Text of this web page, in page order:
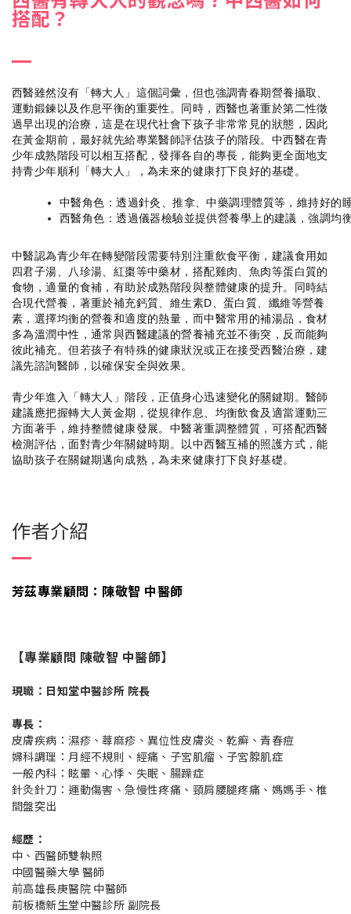
搭配？
西醫雖然沒有「轉大人」這個詞彙，但也強調青春期營養攝取、
運動鍛鍊以及作息平衡的重要性。同時，西醫也著重於第二性徵
過早出現的治療，這是在現代社會下孩子非常常見的狀態，因此
在黃金期前，最好就先給專業醫師評估孩子的階段。中西醫在青
少年成熟階段可以相互搭配，發揮各自的專長，能夠更全面地支
持青少年順利「轉大人」，為未來的健康打下良好的基礎。
中醫角色：透過針灸、推拿、中藥調理體質等，維持好的
西醫角色：透過儀器檢驗並提供營養學上的建議，強調均
中醫認為青少年在轉變階段需要特別注重飲食平衡，建議食用如
四君子湯、八珍湯、紅棗等中藥材，搭配雞肉、魚肉等蛋白質的
食物，適量的食補，有助於成熟階段與整體健康的提升。同時結
合現代營養，著重於補充鈣質、維生素D、蛋白質、纖維等營養
素，選擇均衡的營養和適度的熱量，而中醫常用的補湯品，食材
多為溫潤中性，通常與西醫建議的營養補充並不衝突，反而能夠
彼此補充。但若孩子有特殊的健康狀況或正在接受西醫治療，建
議先諮詢醫師，以確保安全與效果。
青少年進入「轉大人」階段，正值身心迅速變化的關鍵期。醫師
建議應把握轉大人黃金期，從規律作息、均衡飲食及適當運動三
方面著手，維持整體健康發展。中醫著重調整體質，可搭配西醫
檢測評估，面對青少年關鍵時期。以中西醫互補的照護方式，能
協助孩子在關鍵期邁向成熟，為未來健康打下良好基礎。
作者介紹
芳茲專業顧問：陳敬智 中醫師
【專業顧問 陳敬智 中醫師】
現職：日知堂中醫診所 院長
專長：
皮膚疾病：濕疹、蕁麻疹、異位性皮膚炎、乾癬、青春痘
婦科調理：月經不規則、經痛、子宮肌瘤、子宮腺肌症
一般內科：眩暈、心悸、失眠、腸躁症
針灸針刀：運動傷害、急慢性疼痛、頸肩腰腿疼痛、媽媽手、椎
間盤突出
經歷：
中、西醫師雙執照
中國醫藥大學 醫師
前高雄長庚醫院 中醫師
前板橋新生堂中醫診所 副院長